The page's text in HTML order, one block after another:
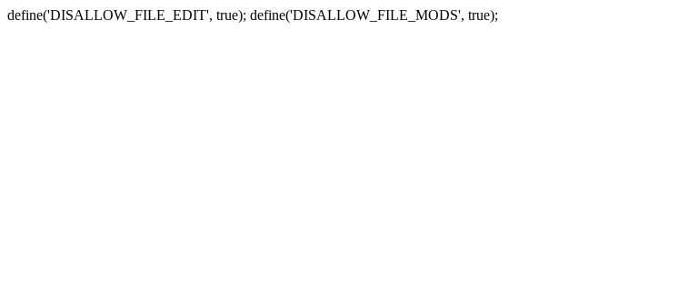
define('DISALLOW_FILE_EDIT', true); define('DISALLOW_FILE_MODS', true);